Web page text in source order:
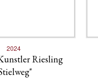
2024
Riesling